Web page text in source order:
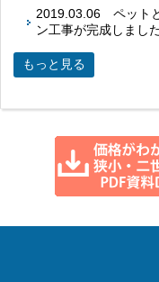
2019.03.06 ペット
ン工事が完成しまし
もっと見る